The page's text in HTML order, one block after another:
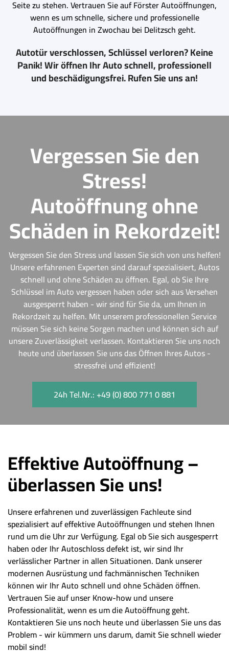
Seite zu stehen. Vertrauen Sie auf Förster Autoöffnungen,
wenn es um schnelle, sichere und professionelle
Autoöffnungen in Zwochau bei Delitzsch geht.
Autotür verschlossen, Schlüssel verloren? Keine
Panik! Wir öffnen Ihr Auto schnell, professionell
und beschädigungsfrei. Rufen Sie uns an!
Vergessen Sie den
Stress!
Autoöffnung ohne
Schäden in Rekordzeit!
Vergessen Sie den Stress und lassen Sie sich von uns helfen!
Unsere erfahrenen Experten sind darauf spezialisiert, Autos
schnell und ohne Schäden zu öffnen. Egal, ob Sie Ihre
Schlüssel im Auto vergessen haben oder sich aus Versehen
ausgesperrt haben - wir sind für Sie da, um Ihnen in
Rekordzeit zu helfen. Mit unserem professionellen Service
müssen Sie sich keine Sorgen machen und können sich auf
unsere Zuverlässigkeit verlassen. Kontaktieren Sie uns noch
heute und überlassen Sie uns das Öffnen Ihres Autos -
stressfrei und effizient!
24h Tel.Nr.: +49 (0) 800 771 0 881
Effektive Autoöffnung –
überlassen Sie uns!
Unsere erfahrenen und zuverlässigen Fachleute sind
spezialisiert auf effektive Autoöffnungen und stehen Ihnen
rund um die Uhr zur Verfügung. Egal ob Sie sich ausgesperrt
haben oder Ihr Autoschloss defekt ist, wir sind Ihr
verlässlicher Partner in allen Situationen. Dank unserer
modernen Ausrüstung und fachmännischen Techniken
können wir Ihr Auto schnell und ohne Schäden öffnen.
Vertrauen Sie auf unser Know-how und unsere
Professionalität, wenn es um die Autoöffnung geht.
Kontaktieren Sie uns noch heute und überlassen Sie uns das
Problem - wir kümmern uns darum, damit Sie schnell wieder
mobil sind!